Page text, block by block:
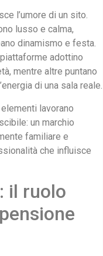
l’umore di un sito.
lusso e calma,
dinamismo e festa.
adottino
mentre altre puntano
di una sala reale.
lavorano
un marchio
familiare e
che influisce
il ruolo